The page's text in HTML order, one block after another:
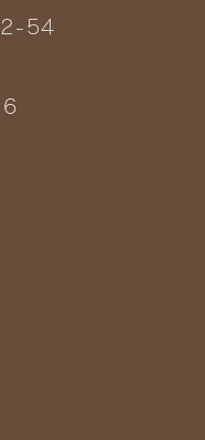
2-54